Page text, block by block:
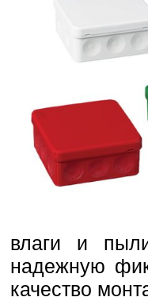
влаги и
надежную
качество